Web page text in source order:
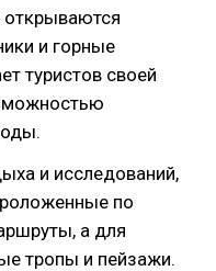
открываются
и горные
туристов своей
и исследований,
по
а для
тропы и пейзажи.